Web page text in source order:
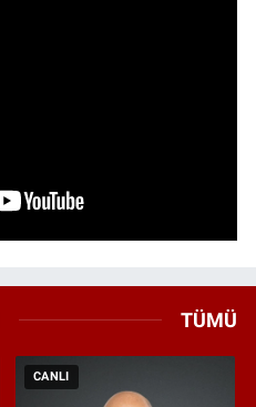
TÜMÜ
CANLI